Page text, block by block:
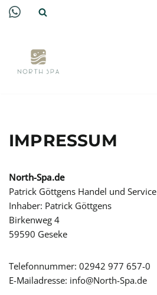
springen
IMPRESSUM
North-Spa.de
Patrick Göttgens Handel und Service
Inhaber: Patrick Göttgens
Birkenweg 4
59590 Geseke
Telefonnummer: 02942 977 657-0
E-Mailadresse: info@North-Spa.de